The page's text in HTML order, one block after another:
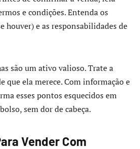
e condições. Entenda os
houver) e as responsabilidades de
são um ativo valioso. Trate a
que ela merece. Com informação e
esses pontos esquecidos em
sem dor de cabeça.
Vender Com